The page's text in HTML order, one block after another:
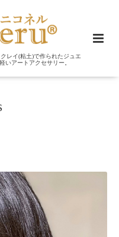
レイ(粘土)で作られたジュエ
いアートアクセサリー。